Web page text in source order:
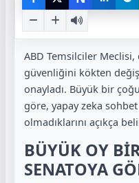
ABD Temsilciler
güvenliğini kökten
onayladı. Büyük bir
göre, yapay zeka
olmadıklarını açıkça
BÜYÜK OY
SENATOYA